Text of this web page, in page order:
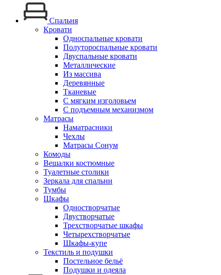
Спальня
Кровати
Односпальные кровати
Полутороспальные кровати
Двуспальные кровати
Металлические
Из массива
Деревянные
Тканевые
С мягким изголовьем
С подъемным механизмом
Матрасы
Наматрасники
Чехлы
Матрасы Сонум
Комоды
Вешалки костюмные
Туалетные столики
Зеркала для спальни
Тумбы
Шкафы
Одностворчатые
Двустворчатые
Трехстворчатые шкафы
Четырехстворчатые
Шкафы-купе
Текстиль и подушки
Постельное бельё
Подушки и одеяла